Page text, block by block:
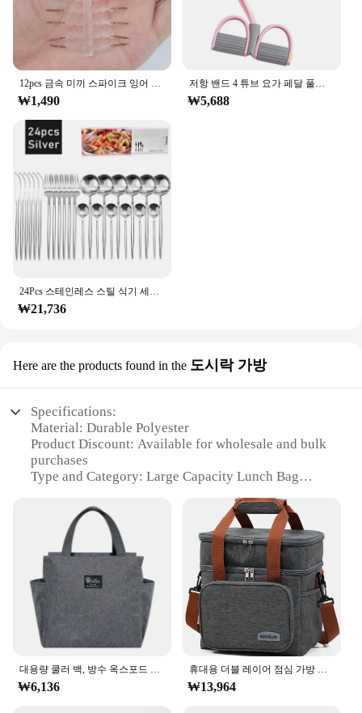
12pcs 금속 미끼 스파이크 잉어 낚시 액세서리 미끼 스팅 Boilies 핀 투명 고무 옥수수 론니 헤어 리그 잉어 피더 태클
₩1,490
저항 밴드 4 튜브 요가 페달 풀러 저항 밴드 탄성 끌어 오기 로프 복부 허리 팔 훈련을위한 피트니스 장비
₩5,688
24Pcs 스테인레스 스틸 식기 세트 블랙 골드 칼 붙이 숟가락 포크 나이프 서양 Cutleri은 제품 Flatware 식기 용품
₩21,736
Here are the products found in the 도시락 가방
Specifications:
Material: Durable Polyester
Product Discount: Available for wholesale and bulk
purchases
Type and Category: Large Capacity Lunch Bag
multiple compartments
Usage and Purpose: Ideal for carrying meals and
snacks on-the-go
Typical Adaptive Scenario: Perfect for busy
professionals, students, and outdoor enthusiasts
Shape or Size or Weight or Quantity: Spacious,
lightweight design with ample storage space
Features:
**Versatile and Convenient**
The 대용량도시락가방 is not just a lunch bag; it's a
versatile companion for those who are always on
대용량 쿨러 백, 방수 옥스포드 휴대용 지퍼 보온 런치 백, 절연 냉동고 백, 캠핑 피크닉 백
₩6,136
휴대용 더블 레이어 점심 가방 식품 상자 내구성 캠핑 옥스포드 배낭 아이스 박스 대용량 피크닉 내구성 바베큐 야외 바베큐
₩13,964